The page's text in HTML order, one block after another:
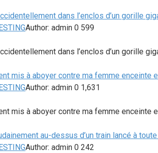
dans l’enclos d’un gorille
Author: admin 0 599
dans l’enclos d’un gorille
mis à aboyer contre ma femme enceinte
Author: admin 0 1,631
mis à aboyer contre ma femme
au-dessus d’un train lancé à
Author: admin 0 242